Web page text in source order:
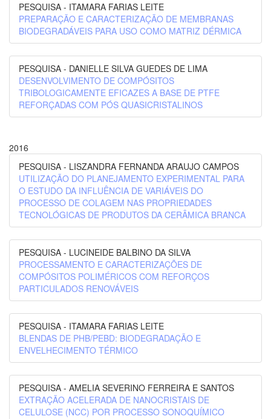
PESQUISA - ITAMARA FARIAS LEITE
PREPARAÇÃO E CARACTERIZAÇÃO DE MEMBRANAS
BIODEGRADÁVEIS PARA USO COMO MATRIZ DÉRMICA
PESQUISA - DANIELLE SILVA GUEDES DE LIMA
DESENVOLVIMENTO DE COMPÓSITOS
TRIBOLOGICAMENTE EFICAZES A BASE DE PTFE
REFORÇADAS COM PÓS QUASICRISTALINOS
2016
PESQUISA - LISZANDRA FERNANDA ARAUJO CAMPOS
UTILIZAÇÃO DO PLANEJAMENTO EXPERIMENTAL PARA
O ESTUDO DA INFLUÊNCIA DE VARIÁVEIS DO
PROCESSO DE COLAGEM NAS PROPRIEDADES
TECNOLÓGICAS DE PRODUTOS DA CERÂMICA BRANCA
PESQUISA - LUCINEIDE BALBINO DA SILVA
PROCESSAMENTO E CARACTERIZAÇÕES DE
COMPÓSITOS POLIMÉRICOS COM REFORÇOS
PARTICULADOS RENOVÁVEIS
PESQUISA - ITAMARA FARIAS LEITE
BLENDAS DE PHB/PEBD: BIODEGRADAÇÃO E
ENVELHECIMENTO TÉRMICO
PESQUISA - AMELIA SEVERINO FERREIRA E SANTOS
EXTRAÇÃO ACELERADA DE NANOCRISTAIS DE
CELULOSE (NCC) POR PROCESSO SONOQUÍMICO